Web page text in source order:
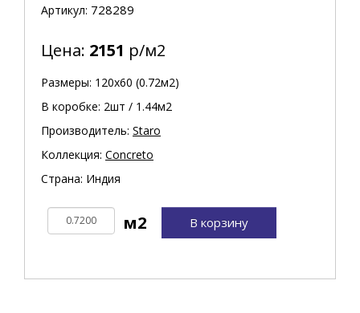
Артикул: 728289
Цена: 2151 р/м2
Размеры: 120х60 (0.72м2)
В коробке: 2шт / 1.44м2
Производитель: Staro
Коллекция: Concreto
Страна: Индия
В корзину